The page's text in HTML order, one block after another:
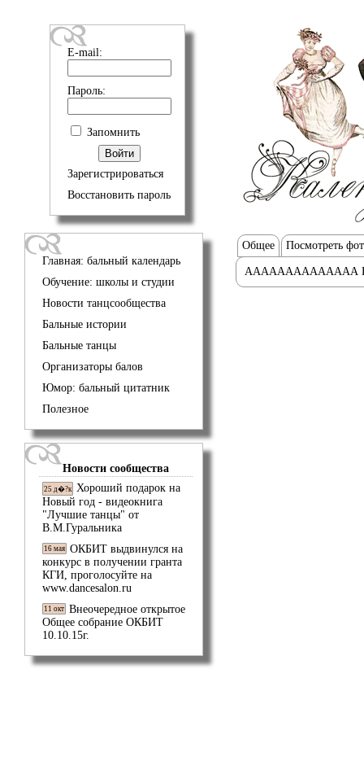
E-mail:
Пароль:
Запомнить
Зарегистрироваться
Восстановить пароль
Главная: бальный календарь
Обучение: школы и студии
Новости танцсообщества
Бальные истории
Бальные танцы
Организаторы балов
Юмор: бальный цитатник
Полезное
Новости сообщества
25 д�?к Хороший подарок на
Новый год - видеокнига
"Лучшие танцы" от
В.М.Гуральника
16 мая ОКБИТ выдвинулся на
конкурс в получении гранта
КГИ, проголосуйте на
www.dancesalon.ru
11 окт Внеочередное открытое
Общее собрание ОКБИТ
10.10.15г.
Общее Посмотреть
АААААААААААААА